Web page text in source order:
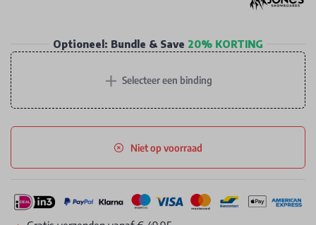
Optioneel: Bundle & Save 20% KORTING
+ Selecteer een binding
Niet op voorraad